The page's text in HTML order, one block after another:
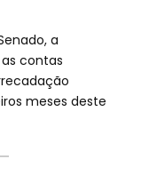
a
contas
meses deste